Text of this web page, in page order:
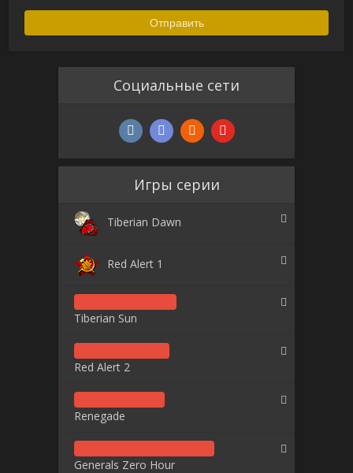
Социальные сети
Игры серии
Tiberian Dawn
Red Alert 1
Tiberian Sun
Red Alert 2
Renegade
Generals Zero Hour